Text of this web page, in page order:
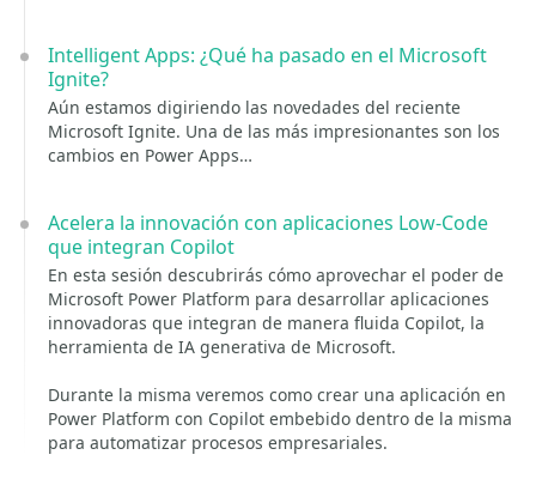
Intelligent Apps: ¿Qué ha pasado en el Microsoft
Ignite?
Aún estamos digiriendo las novedades del reciente
Microsoft Ignite. Una de las más impresionantes son los
cambios en Power Apps…
Acelera la innovación con aplicaciones Low-Code
que integran Copilot
En esta sesión descubrirás cómo aprovechar el poder de
Microsoft Power Platform para desarrollar aplicaciones
innovadoras que integran de manera fluida Copilot, la
herramienta de IA generativa de Microsoft.
Durante la misma veremos como crear una aplicación en
Power Platform con Copilot embebido dentro de la misma
para automatizar procesos empresariales.